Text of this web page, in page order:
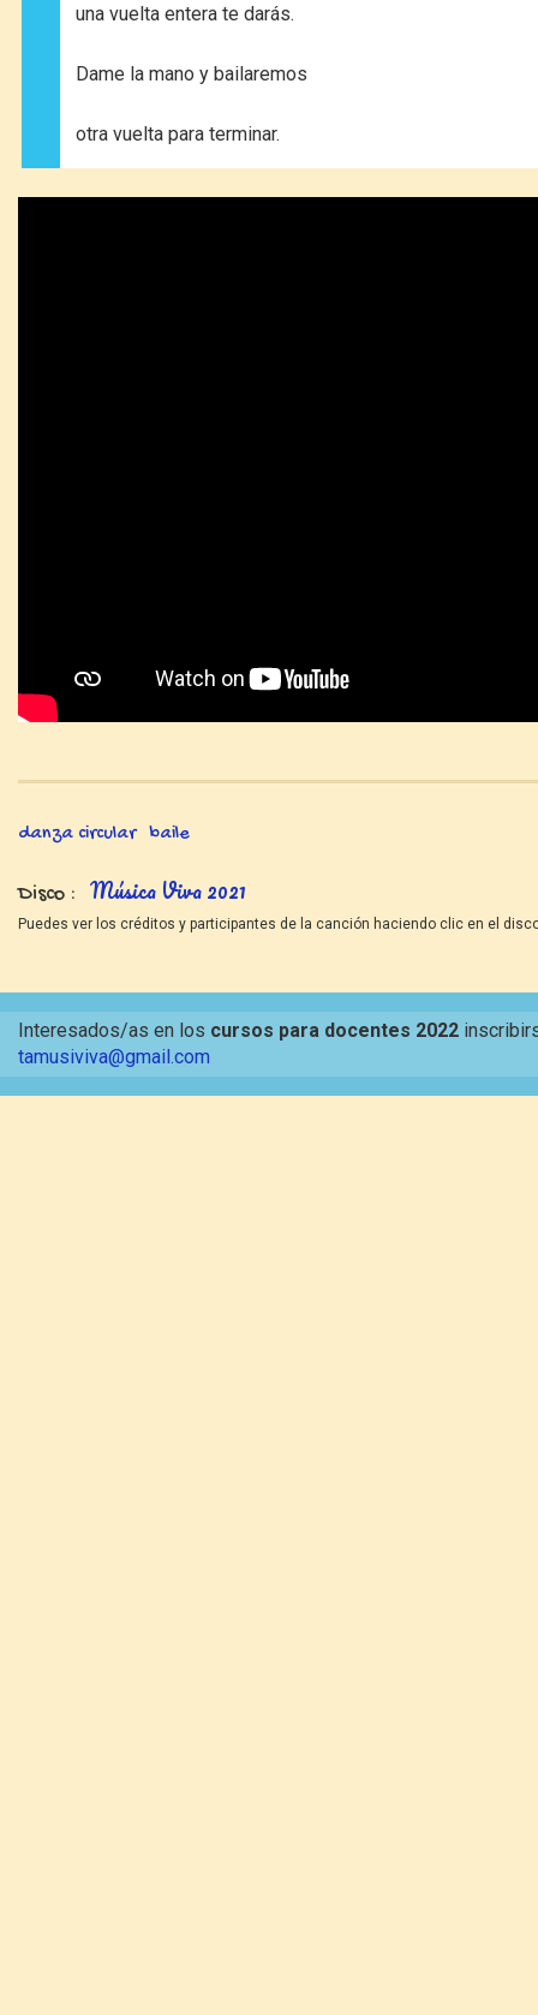
una vuelta entera te darás.
Dame la mano y bailaremos
otra vuelta para terminar.
danza circular baile
Disco Música Viva 2021
Puedes ver los créditos y participantes de la canción haciendo clic en el
Interesados/as en los cursos para docentes 2022
tamusiviva@gmail.com